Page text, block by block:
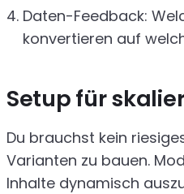
Daten-Feedback:
konvertieren auf
Setup für
Du brauchst kein
Varianten zu bauen.
Inhalte dynamisch